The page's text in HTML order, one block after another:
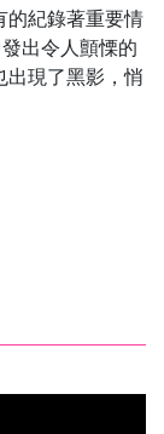
的紀錄著重要情
出令人顫慄的
出現了黑影，悄